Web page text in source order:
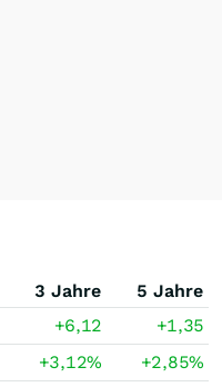
3 Jahre
5 Jahre
+6,12
+1,35
+3,12% +2,85%